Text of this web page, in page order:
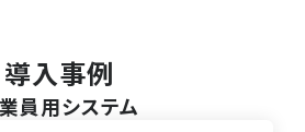
導入事例
員用システム